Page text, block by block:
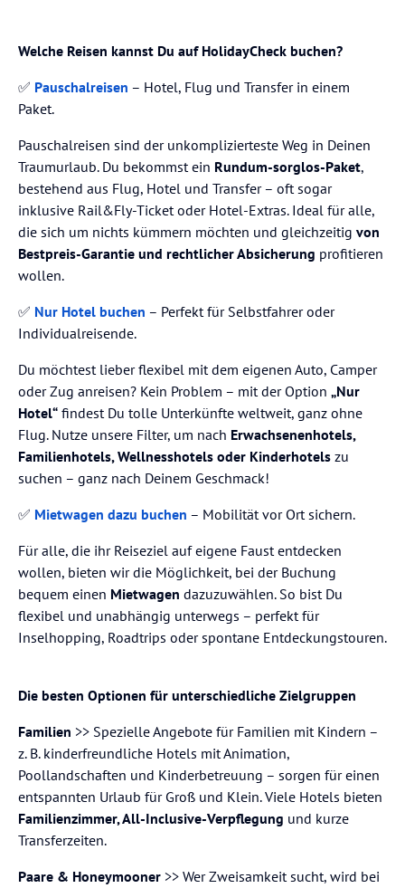
Welche Reisen kannst Du auf HolidayCheck buchen?
✅ Pauschalreisen – Hotel, Flug und Transfer in einem
Paket.
Pauschalreisen sind der unkomplizierteste Weg in Deinen
Traumurlaub. Du bekommst ein Rundum-sorglos-Paket,
bestehend aus Flug, Hotel und Transfer – oft sogar
inklusive Rail&Fly-Ticket oder Hotel-Extras. Ideal für alle,
die sich um nichts kümmern möchten und gleichzeitig von
Bestpreis-Garantie und rechtlicher Absicherung profitieren
wollen.
✅ Nur Hotel buchen – Perfekt für Selbstfahrer oder
Individualreisende.
Du möchtest lieber flexibel mit dem eigenen Auto, Camper
oder Zug anreisen? Kein Problem – mit der Option „Nur
Hotel“ findest Du tolle Unterkünfte weltweit, ganz ohne
Flug. Nutze unsere Filter, um nach Erwachsenenhotels,
Familienhotels, Wellnesshotels oder Kinderhotels zu
suchen – ganz nach Deinem Geschmack!
✅ Mietwagen dazu buchen – Mobilität vor Ort sichern.
Für alle, die ihr Reiseziel auf eigene Faust entdecken
wollen, bieten wir die Möglichkeit, bei der Buchung
bequem einen Mietwagen dazuzuwählen. So bist Du
flexibel und unabhängig unterwegs – perfekt für
Inselhopping, Roadtrips oder spontane Entdeckungstouren.
Die besten Optionen für unterschiedliche Zielgruppen
Familien >> Spezielle Angebote für Familien mit Kindern –
z. B. kinderfreundliche Hotels mit Animation,
Poollandschaften und Kinderbetreuung – sorgen für einen
entspannten Urlaub für Groß und Klein. Viele Hotels bieten
Familienzimmer, All-Inclusive-Verpflegung und kurze
Transferzeiten.
Paare & Honeymooner >> Wer Zweisamkeit sucht, wird bei